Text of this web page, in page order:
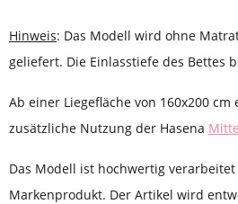
Hinweis: Das Modell wird ohne
geliefert. Die Einlasstiefe des Bettes
Ab einer Liegefläche von 160x200
zusätzliche Nutzung der Hasena
Das Modell ist hochwertig
Markenprodukt. Der Artikel wird